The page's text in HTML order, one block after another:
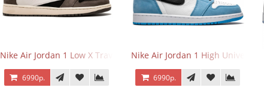
Nike Air Jordan 1 Low X Travis Scott
6990р.
Nike Air Jordan 1 High
6990р.